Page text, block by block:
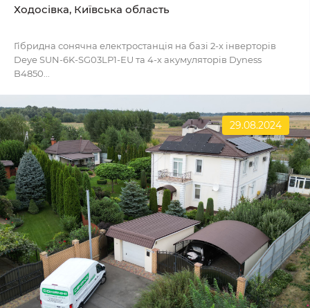
Ходосівка, Київська область
Гібридна сонячна електростанція на базі 2-х інверторів
Deye SUN-6K-SG03LP1-EU та 4-х акумуляторів Dyness
B4850...
29.08.2024